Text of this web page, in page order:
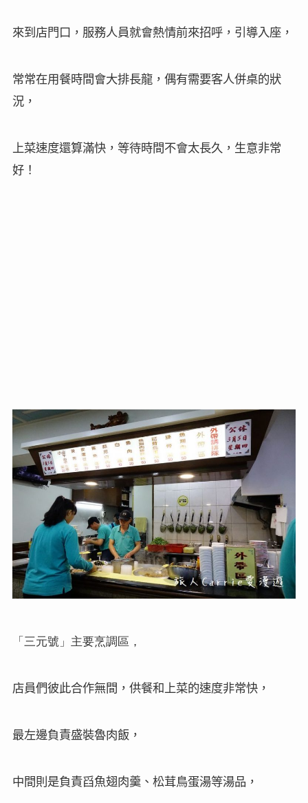
來到店門口，服務人員就會熱情前來招呼，引導入座，
常常在用餐時間會大排長龍，偶有需要客人併桌的狀
況，
上菜速度還算滿快，等待時間不會太長久，生意非常
好！
「三元號」主要烹調區，
店員們彼此合作無間，供餐和上菜的速度非常快，
最左邊負責盛裝魯肉飯，
中間則是負責舀魚翅肉羹、松茸鳥蛋湯等湯品，